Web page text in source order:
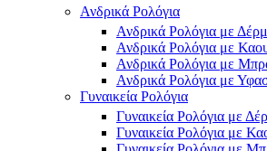
Ανδρικά Ρολόγια
Ανδρικά Ρολόγια με
Ανδρικά Ρολόγια με
Ανδρικά Ρολόγια με
Ανδρικά Ρολόγια με
Γυναικεία Ρολόγια
Γυναικεία Ρολόγια με
Γυναικεία Ρολόγια με